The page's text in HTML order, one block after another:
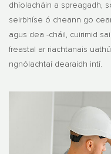
dhíolacháin a spreagadh,
seirbhíse ó cheann go
agus dea -cháil, cuirimid
freastal ar riachtanais
ngnólachtaí dearaidh intí.